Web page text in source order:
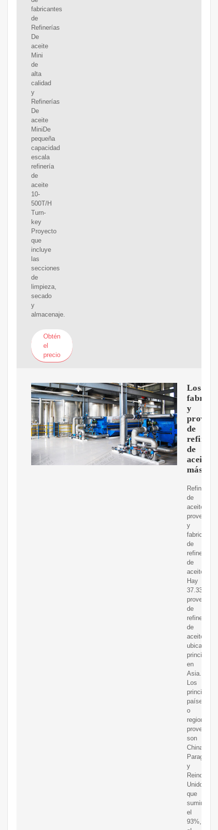
fabricantes
de
Refinerías
De
aceite
Mini
de
alta
calidad
y
Refinerías
De
aceite
MiniDe
pequeña
capacidad
escala
refinería
de
aceite
10-
500T/H
Turn-
key
Proyecto
que
incluye
las
secciones
de
limpieza,
secado
y
almacenaje.
Obtén
el
precio
Los
y
de
de
aceite
más
Refinería
de
aceite,
y
fabricantes
de
refinerías
de
aceite.
Hay
37.334
de
refinerías
de
aceite,
ubicados
en
Asia.
Los
principales
países
o
regiones
son
China,
Paraguay
y
Reino
Unido,
que
el
93%,